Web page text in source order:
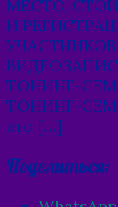
МЕСТО,
И
ТОНИНГ-
ТОНИНГ-
это […]
Поделиться: